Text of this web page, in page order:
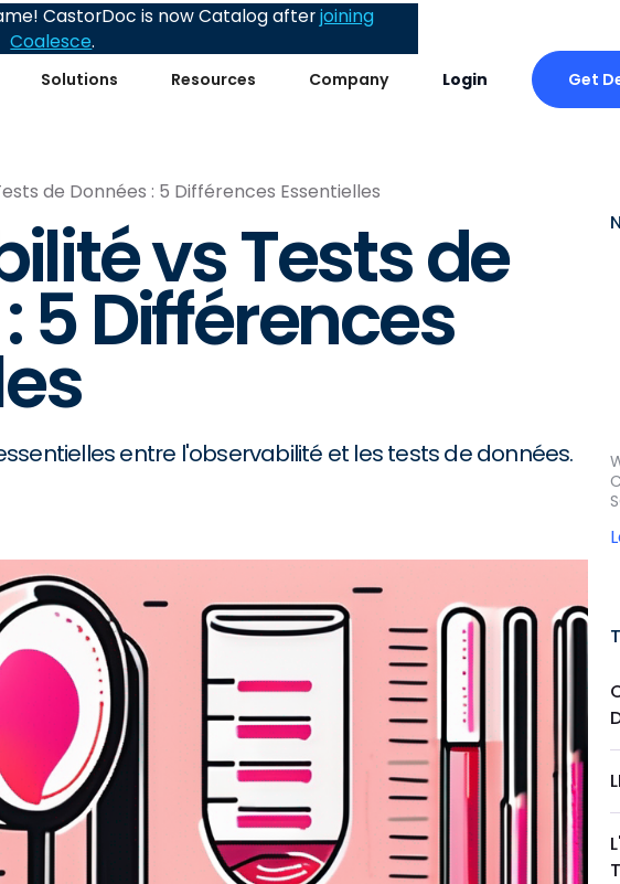
Solutions Resources Company Login Get
CastorDoc is now Catalog afterjoining
Coalesce.
de Données : 5 Différences Essentielles
vs Tests de
5 Différences
entre l'observabilité et les tests de données.